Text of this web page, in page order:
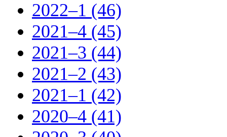
2022–1 (46)
2021–4 (45)
2021–3 (44)
2021–2 (43)
2021–1 (42)
2020–4 (41)